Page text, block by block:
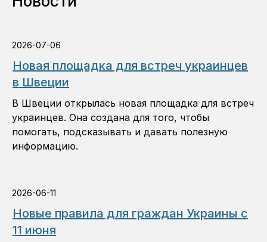
2026-07-06
Новая площадка для встреч украинцев
в Швеции
В Швеции открылась новая площадка для встреч
украинцев. Она создана для того, чтобы
помогать, подсказывать и давать полезную
информацию.
2026-06-11
Новые правила для граждан Украины с
11 июня